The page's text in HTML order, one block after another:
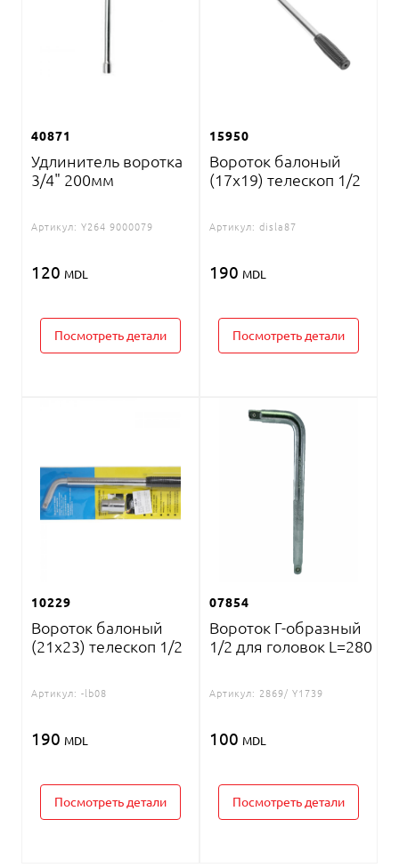
40871
Удлинитель воротка
3/4" 200мм
Артикул: Y264 9000079
120 MDL
Посмотреть детали
15950
Вороток балоный
(17x19) телескоп 1/2
Артикул: disla87
190 MDL
Посмотреть детали
10229
Вороток балоный
(21х23) телескоп 1/2
Артикул: -lb08
190 MDL
Посмотреть детали
07854
Вороток Г-образный
1/2 для головок L=280
Артикул: 2869/ Y1739
100 MDL
Посмотреть детали